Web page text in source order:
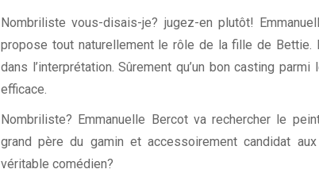
Nombriliste vous-disais-je? jugez-en plutôt!
propose tout naturellement le rôle de la fille de
dans l’interprétation. Sûrement qu’un bon casting
efficace.
Nombriliste? Emmanuelle Bercot va rechercher le
grand père du gamin et accessoirement candidat
véritable comédien?